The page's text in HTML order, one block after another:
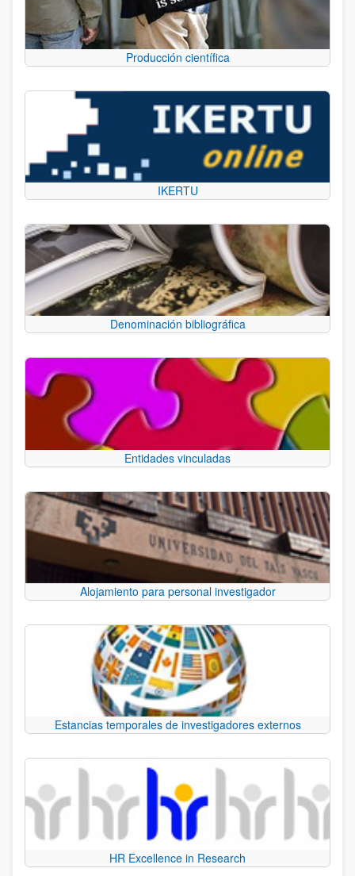
Producción científica
IKERTU
Denominación bibliográfica
Entidades vinculadas
Alojamiento para personal investigador
Estancias temporales de investigadores externos
HR Excellence in Research